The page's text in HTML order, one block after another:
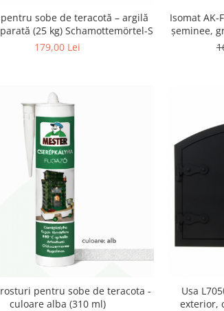
sobe de teracotă – argilă
(25 kg) Schamottemörtel-S
179,00 Lei
Isomat AK-
șeminee,
pentru sobe de teracota -
culoare alba (310 ml)
Usa
exterior,